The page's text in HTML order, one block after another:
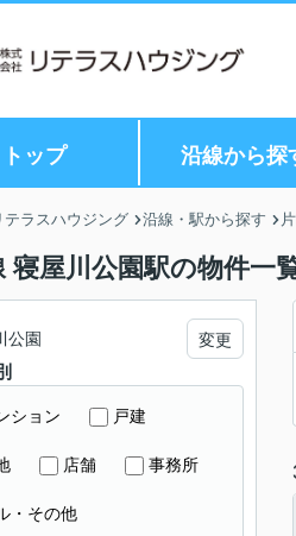
トップ 沿線から探
テラスハウジング 沿線・駅から探す
寝屋川公園駅の物件一
公園 変更
ション 戸建
店舗 事務所
・その他